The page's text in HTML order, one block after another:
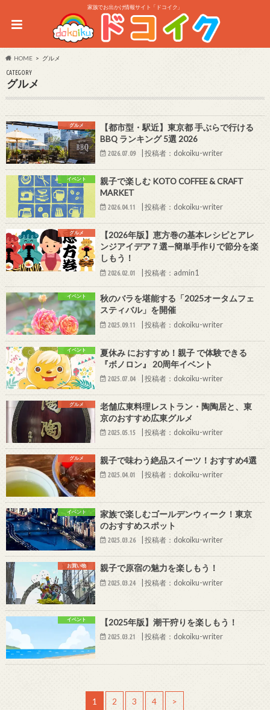
家族でお出かけ情報サイト「ドコイク」
HOME グルメ
CATEGORY
グルメ
グルメ
【都市型・駅近】東京都 手ぶらで行ける
BBQ ランキング 5選 2026
2026.07.09 |投稿者：dokoiku-writer
イベント
親子で楽しむ KOTO COFFEE & CRAFT
MARKET
2026.04.11 |投稿者：dokoiku-writer
グルメ
【2026年版】恵方巻の基本レシピとアレ
ンジアイデア７選—簡単手作りで節分を楽
しもう！
2026.02.01 |投稿者：admin1
イベント
秋のバラを堪能する「2025オータムフェ
スティバル」を開催
2025.09.11 |投稿者：dokoiku-writer
イベント
夏休み におすすめ！親子 で体験できる
『ボノロン』 20周年イベント
2025.07.04 |投稿者：dokoiku-writer
グルメ
老舗広東料理レストラン・陶陶居と、東
京のおすすめ広東グルメ
2025.05.15 |投稿者：dokoiku-writer
グルメ 親子で味わう絶品スイーツ！おすすめ4選
2025.04.01 |投稿者：dokoiku-writer
イベント
家族で楽しむゴールデンウィーク！東京
のおすすめスポット
2025.03.26 |投稿者：dokoiku-writer
お買い物 親子で原宿の魅力を楽しもう！
2025.03.24 |投稿者：dokoiku-writer
イベント 【2025年版】潮干狩りを楽しもう！
2025.03.21 |投稿者：dokoiku-writer
1 2 3 4 >